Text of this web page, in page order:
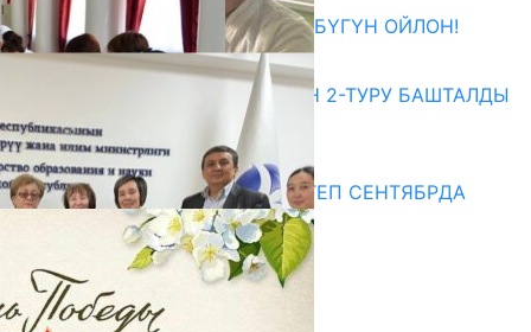
ӨЗҮҢДҮН КЕЛЕЧЕГИҢ ҮЧҮН БҮГҮН ОЙЛОН!
20.07.2026
ЖОЖДОРГО КАБЫЛ АЛУУНУН 2-ТУРУ БАШТАЛДЫ
20.07.2026
Медиа
СУЗАКТА 750 ОРУНДУУ МЕКТЕП СЕНТЯБРДА
ПАЙДАЛАНУУГА БЕРИЛЕТ
07.08.2025
Улуу Жеңиштин жандуу сөзү
29.04.2025